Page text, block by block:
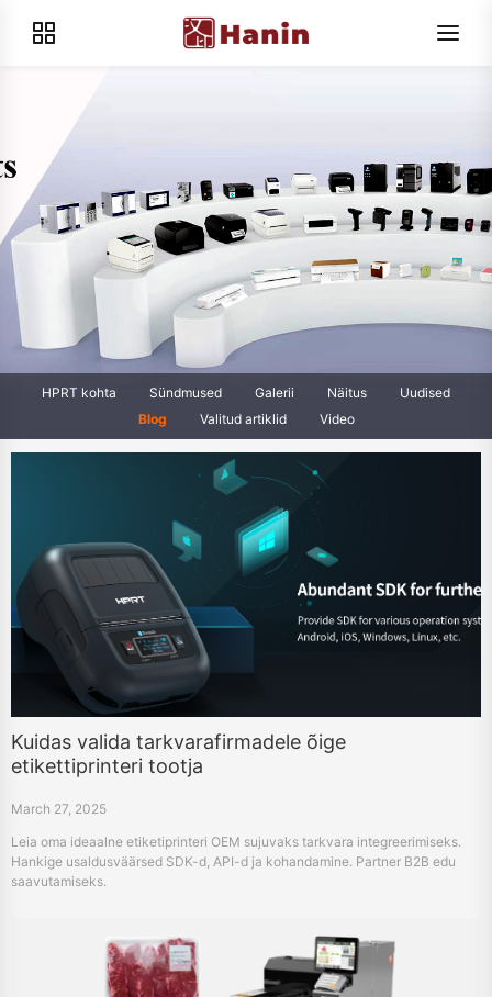
HPRT kohta Sündmused Galerii Näitus
Uudised
Blog
Valitud artiklid Video
Kuidas valida tarkvarafirmadele õige
etikettiprinteri tootja
March 27, 2025
Leia oma ideaalne etiketiprinteri OEM sujuvaks tarkvara integreerimiseks.
Hankige usaldusväärsed SDK-d, API-d ja kohandamine. Partner B2B edu
saavutamiseks.